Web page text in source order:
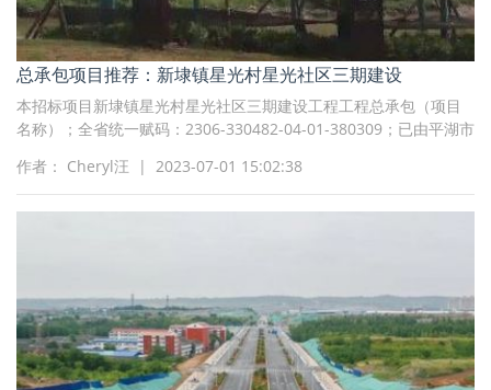
总承包项目推荐：新埭镇星光村星光社区三期建设
本招标项目新埭镇星光村星光社区三期建设工程工程总承包（项目
名称）；全省统一赋码：2306-330482-04-01-380309；已由平湖市
（2023）36号（批文名称及编号）批准建设，建设资金
作者： Cheryl汪 | 2023-07-01 15:02:38